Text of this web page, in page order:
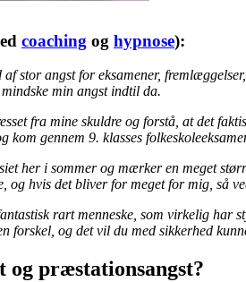
coaching og hypnose):
af stor angst for eksamener,
min angst indtil da.
fra mine skuldre og forstå, at det
kom gennem 9. klasses
her i sommer og mærker en meget
og hvis det bliver for meget for mig, så
rart menneske, som virkelig har
forskel, og det vil du med sikkerhed
og præstationsangst?